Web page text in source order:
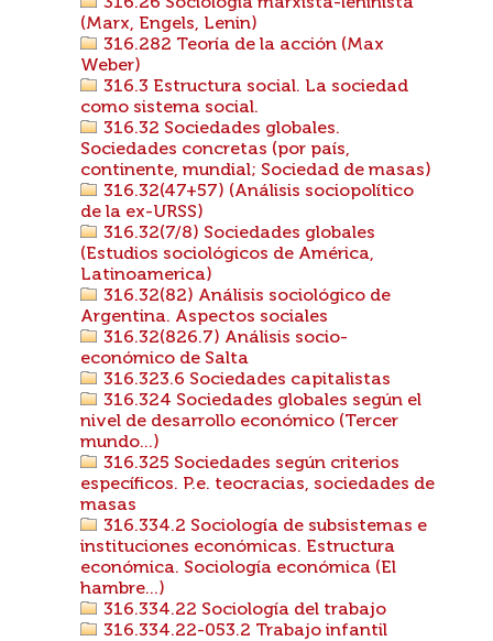
(Marx, Engels, Lenin)
316.282 Teoría de la acción (Max
Weber)
316.3 Estructura social. La sociedad
como sistema social.
316.32 Sociedades globales.
Sociedades concretas (por país,
continente, mundial; Sociedad de masas)
316.32(47+57) (Análisis sociopolítico
de la ex-URSS)
316.32(7/8) Sociedades globales
(Estudios sociológicos de América,
Latinoamerica)
316.32(82) Análisis sociológico de
Argentina. Aspectos sociales
316.32(826.7) Análisis socio-
económico de Salta
316.323.6 Sociedades capitalistas
316.324 Sociedades globales según el
nivel de desarrollo económico (Tercer
mundo...)
316.325 Sociedades según criterios
específicos. P.e. teocracias, sociedades de
masas
316.334.2 Sociología de subsistemas e
instituciones económicas. Estructura
económica. Sociología económica (El
hambre...)
316.334.22 Sociología del trabajo
316.334.22-053.2 Trabajo infantil